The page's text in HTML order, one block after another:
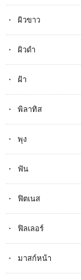
ผิวขาว
ผิวดำ
ฝ้า
พิลาทิส
พุง
ฟัน
ฟิตเนส
ฟิลเลอร์
มาสก์หน้า